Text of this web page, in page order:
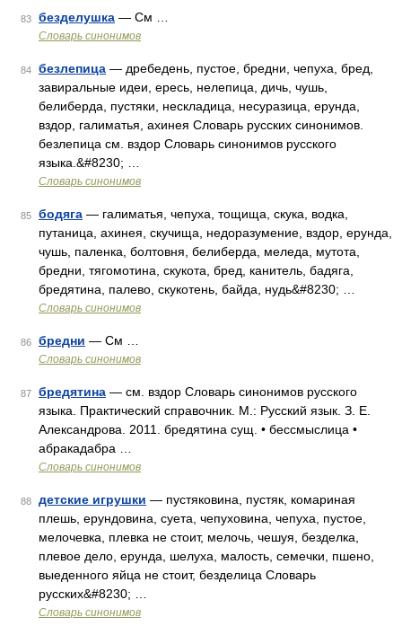
83 безделушка — См …
Словарь синонимов
84 безлепица — дребедень, пустое, бредни, чепуха, бред,
завиральные идеи, ересь, нелепица, дичь, чушь,
белиберда, пустяки, нескладица, несуразица, ерунда,
вздор, галиматья, ахинея Словарь русских синонимов.
безлепица см. вздор Словарь синонимов русского
языка.&#8230; …
Словарь синонимов
85 бодяга — галиматья, чепуха, тощища, скука, водка,
путаница, ахинея, скучища, недоразумение, вздор, ерунда,
чушь, паленка, болтовня, белиберда, меледа, мутота,
бредни, тягомотина, скукота, бред, канитель, бадяга,
бредятина, палево, скукотень, байда, нудь&#8230; …
Словарь синонимов
86 бредни — См …
Словарь синонимов
87 бредятина — см. вздор Словарь синонимов русского
языка. Практический справочник. М.: Русский язык. З. Е.
Александрова. 2011. бредятина сущ. • бессмыслица •
абракадабра …
Словарь синонимов
88 детские игрушки — пустяковина, пустяк, комариная
плешь, ерундовина, суета, чепуховина, чепуха, пустое,
мелочевка, плевка не стоит, мелочь, чешуя, безделка,
плевое дело, ерунда, шелуха, малость, семечки, пшено,
выеденного яйца не стоит, безделица Словарь
русских&#8230; …
Словарь синонимов